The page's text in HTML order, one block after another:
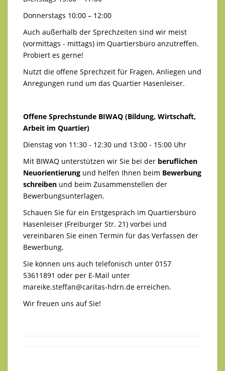
Donnerstags 10:00 – 12:00
Auch außerhalb der Sprechzeiten sind wir meist
(vormittags - mittags) im Quartiersbüro anzutreffen.
Probiert es gerne!
Nutzt die offene Sprechzeit für Fragen, Anliegen und
Anregungen rund um das Quartier Hasenleiser.
Offene Sprechstunde BIWAQ (Bildung, Wirtschaft,
Arbeit im Quartier)
Dienstag von 11:30 - 12:30 und 13:00 - 15:00 Uhr
Mit BIWAQ unterstützen wir Sie bei der beruflichen
Neuorientierung und helfen Ihnen beim Bewerbung
schreiben und beim Zusammenstellen der
Bewerbungsunterlagen.
Schauen Sie für ein Erstgespräch im Quartiersbüro
Hasenleiser (Freiburger Str. 21) vorbei und
vereinbaren Sie einen Termin für das Verfassen der
Bewerbung.
Sie können uns auch telefonisch unter 0157
53611891 oder per E-Mail unter
mareike.steffan@caritas-hdrn.de erreichen.
Wir freuen uns auf Sie!